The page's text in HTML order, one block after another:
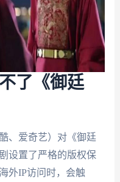
了《御廷
、爱奇艺）对《御廷
设置了严格的版权保
外IP访问时，会触